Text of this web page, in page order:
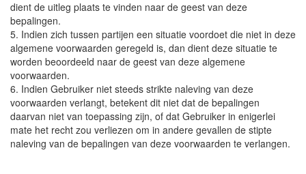
dient de uitleg plaats te vinden naar de geest van deze
bepalingen.
5. Indien zich tussen partijen een situatie voordoet die niet in deze
algemene voorwaarden geregeld is, dan dient deze situatie te
worden beoordeeld naar de geest van deze algemene
voorwaarden.
6. Indien Gebruiker niet steeds strikte naleving van deze
voorwaarden verlangt, betekent dit niet dat de bepalingen
daarvan niet van toepassing zijn, of dat Gebruiker in enigerlei
mate het recht zou verliezen om in andere gevallen de stipte
naleving van de bepalingen van deze voorwaarden te verlangen.